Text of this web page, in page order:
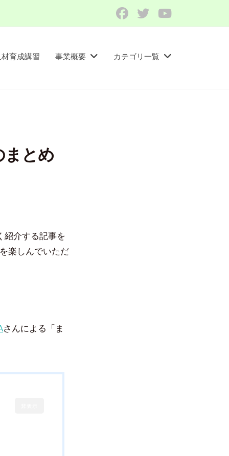
Facebook
TwitterYouTube
育成講習​ 事業概要 カテゴリ一覧
まとめ
紹介する記事を
楽しんでいただ
さんによる「ま